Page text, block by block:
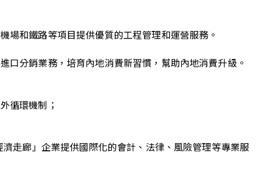
場和鐵路等項目提供優質的工程管理和運營服務。
分銷業務，培育內地消費新習慣，幫助內地消費升級。
循環機制；
走廊」企業提供國際化的會計、法律、風險管理等專業服